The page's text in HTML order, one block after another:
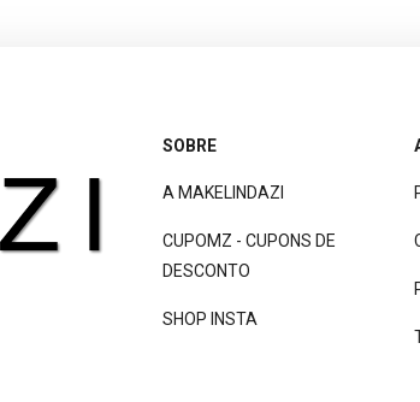
SOBRE
A MAKELINDAZI
CUPOMZ - CUPONS DE
DESCONTO
SHOP INSTA